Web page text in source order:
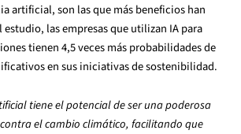
artificial, son las que más beneficios han
las empresas que utilizan IA para
tienen 4,5 veces más probabilidades de
en sus iniciativas de sostenibilidad.
tiene el potencial de ser una poderosa
el cambio climático, facilitando que